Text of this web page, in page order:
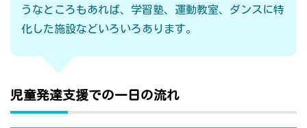
うなところもあれば、学習塾、運動教室、ダンスに特
化した施設などいろいろあります。
児童発達支援での一日の流れ